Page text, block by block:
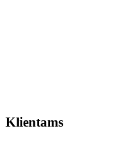
Klientams